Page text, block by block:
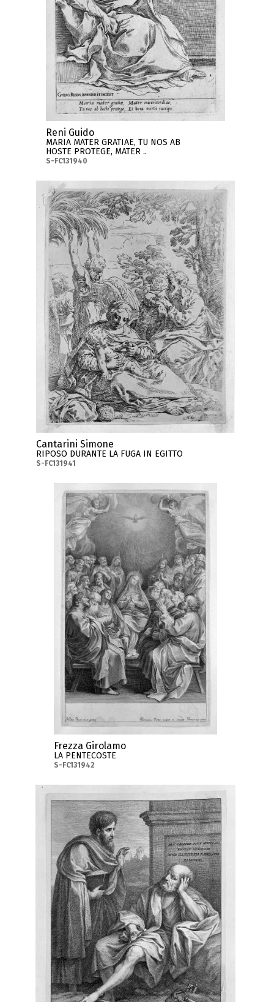
Reni Guido
MARIA MATER GRATIAE, TU NOS AB
HOSTE PROTEGE, MATER ..
S-FC131940
Cantarini Simone
RIPOSO DURANTE LA FUGA IN EGITTO
S-FC131941
Frezza Girolamo
LA PENTECOSTE
S-FC131942